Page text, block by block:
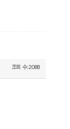
조회 수:2088